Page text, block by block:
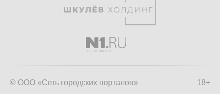
18+
© ООО «Сеть городских порталов»